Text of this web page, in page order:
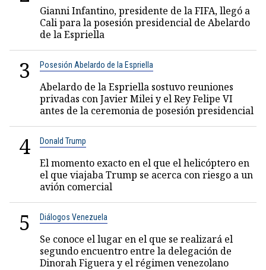
Gianni Infantino, presidente de la FIFA, llegó a
Cali para la posesión presidencial de Abelardo
de la Espriella
3 Posesión Abelardo de la Espriella
Abelardo de la Espriella sostuvo reuniones
privadas con Javier Milei y el Rey Felipe VI
antes de la ceremonia de posesión presidencial
4 Donald Trump
El momento exacto en el que el helicóptero en
el que viajaba Trump se acerca con riesgo a un
avión comercial
5 Diálogos Venezuela
Se conoce el lugar en el que se realizará el
segundo encuentro entre la delegación de
Dinorah Figuera y el régimen venezolano